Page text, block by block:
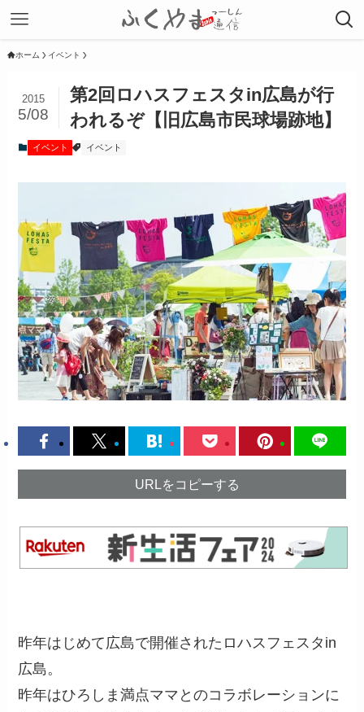
ホーム イベント
第2回ロハスフェスタin広島が行
われるぞ【旧広島市民球場跡地】
2015
5/08
イベント イベント
URLをコピーする
昨年はじめて広島で開催されたロハスフェスタin
広島。
昨年はひろしま満点ママとのコラボレーションに